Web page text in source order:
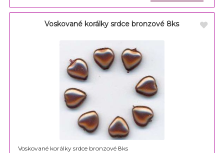
Voskované korálky srdce bronzové 8ks
Voskované korálky srdce bronzové 8ks